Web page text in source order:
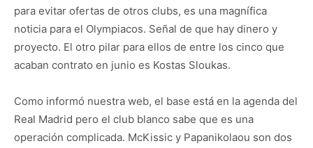
para evitar ofertas de otros clubs, es una magnífica
noticia para el Olympiacos. Señal de que hay dinero y
proyecto. El otro pilar para ellos de entre los cinco que
acaban contrato en junio es Kostas Sloukas.
Como informó nuestra web, el base está en la agenda del
Real Madrid pero el club blanco sabe que es una
operación complicada. McKissic y Papanikolaou son dos